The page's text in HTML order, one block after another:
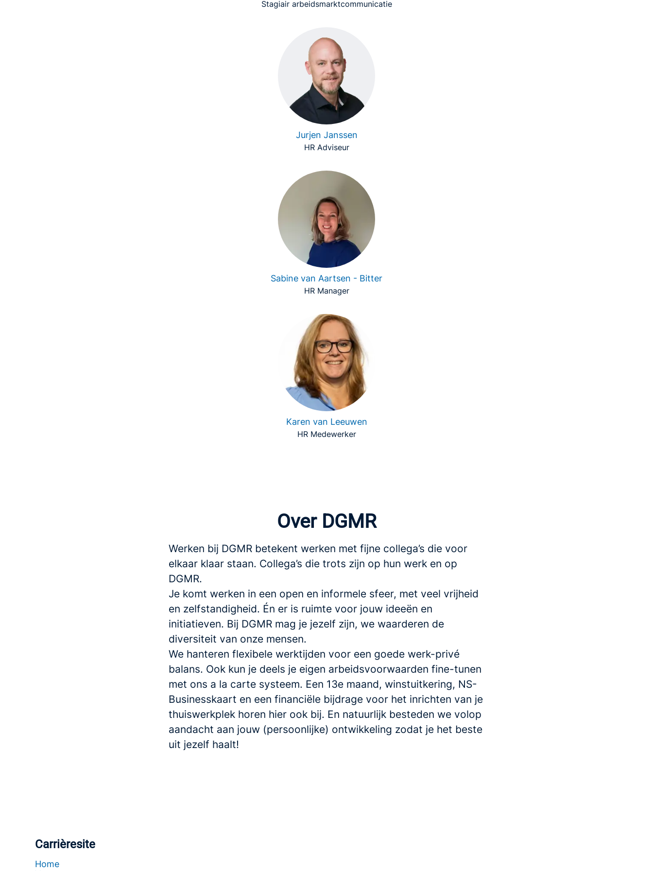
Stagiair arbeidsmarktcommunicatie
Jurjen Janssen
HR Adviseur
Sabine van Aartsen - Bitter
HR Manager
Karen van Leeuwen
HR Medewerker
Over DGMR
Werken bij DGMR betekent werken met fijne collega’s die voor
elkaar klaar staan. Collega’s die trots zijn op hun werk en op
DGMR.
Je komt werken in een open en informele sfeer, met veel vrijheid
en zelfstandigheid. Én er is ruimte voor jouw ideeën en
initiatieven. Bij DGMR mag je jezelf zijn, we waarderen de
diversiteit van onze mensen.
We hanteren flexibele werktijden voor een goede werk-privé
balans. Ook kun je deels je eigen arbeidsvoorwaarden fine-tunen
met ons a la carte systeem. Een 13e maand, winstuitkering, NS-
Businesskaart en een financiële bijdrage voor het inrichten van je
thuiswerkplek horen hier ook bij. En natuurlijk besteden we volop
aandacht aan jouw (persoonlijke) ontwikkeling zodat je het beste
uit jezelf haalt!
Carrièresite
Home